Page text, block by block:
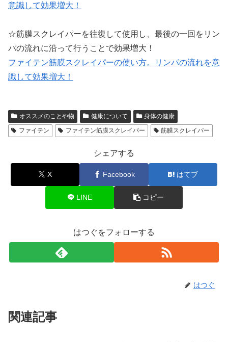
意識して効果増大！
☆筋膜スクレイパーを往復して使用し、最後の一回をリン
パの流れに沿って行うことで効果増大！
ファイテン筋膜スクレイパーの使い方。リンパの流れを意
識して効果増大！
オススメのことや物 健康について
身体の健康
ファイテン
ファイテン筋膜スクレイパー 筋膜スクレイパー
シェアする
X Facebook はてブ
LINE コピー
はつぐをフォローする
はつぐ
関連記事